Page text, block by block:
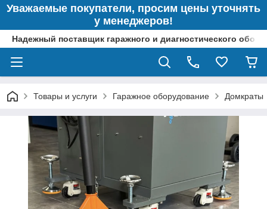
Уважаемые покупатели, просим цены уточнять
у менеджеров!
Надежный поставщик гаражного и диагностического
Товары и услуги Гаражное оборудование Домкраты